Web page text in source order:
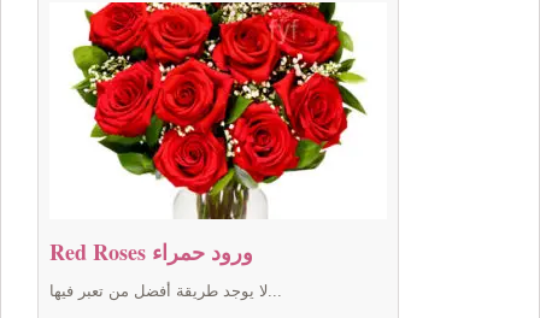
Red Roses ورود حمراء
لا يوجد طريقة أفضل من تعبر فيها...